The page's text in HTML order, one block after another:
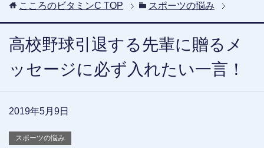
こころのビタミンC TOP スポーツの悩み
高校野球引退する先輩に贈るメ
ッセージに必ず入れたい一言！
2019年5月9日
スポーツの悩み